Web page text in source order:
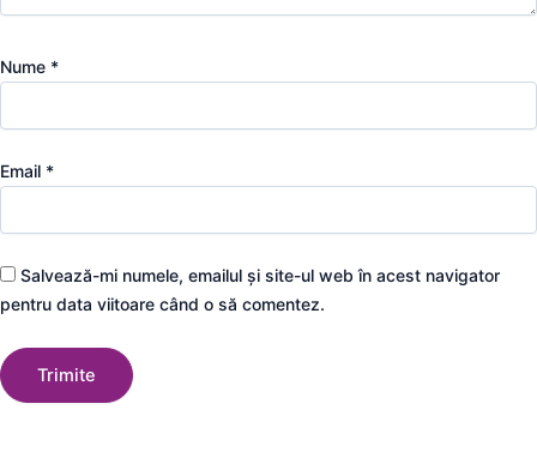
Nume *
Email *
Salvează-mi numele, emailul și site-ul web în acest navigator
pentru data viitoare când o să comentez.